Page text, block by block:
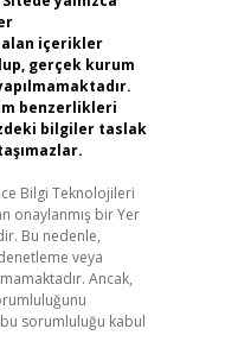
alan içerikler
gerçek kurum
benzerlikleri
bilgiler taslak
Bilgi Teknolojileri
onaylanmış bir Yer
Bu nedenle,
veya
Ancak,
sorumluluğu kabul